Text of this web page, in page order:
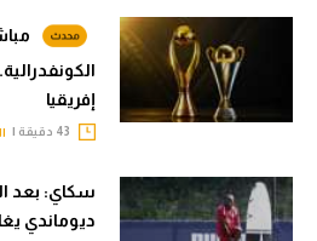
إفريقيا
سكاي: بعد
ديوماندي